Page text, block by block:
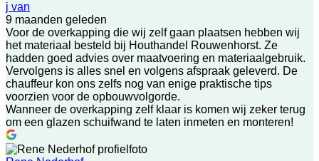
j van
9 maanden geleden
Voor de overkapping die wij zelf gaan plaatsen hebben wij
het materiaal besteld bij Houthandel Rouwenhorst. Ze
hadden goed advies over maatvoering en materiaalgebruik.
Vervolgens is alles snel en volgens afspraak geleverd. De
chauffeur kon ons zelfs nog van enige praktische tips
voorzien voor de opbouwvolgorde.
Wanneer de overkapping zelf klaar is komen wij zeker terug
om een glazen schuifwand te laten inmeten en monteren!